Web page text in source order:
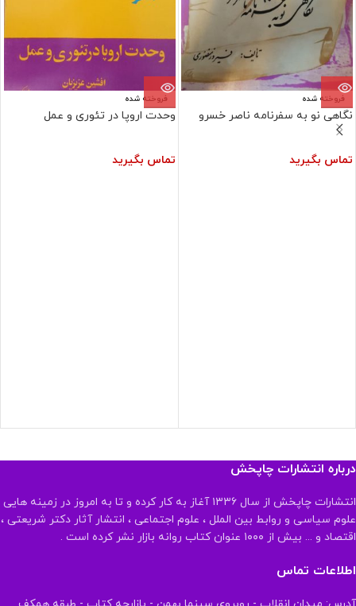
فروخته شده
نگاهی نو به سفرنامه ناصر خسرو
تماس بگیرید
فروخته شده
وحدت اروپا در تئوری و عمل
تماس بگیرید
درباره انتشارات چاپخش
انتشارات چاپخش از سال ۱۳۳۶ آغاز به کار کرده و تا به امروز در زمینه هایی
علوم سیاسی و روابط بین الملل ، علوم اجتماعی ، انتشار آثار دکتر شریعتی ،
اقتصاد و ... بیش از ۱۰۰۰ عنوان کتاب روانه بازار نشر کرده است .
اطلاعات تماس